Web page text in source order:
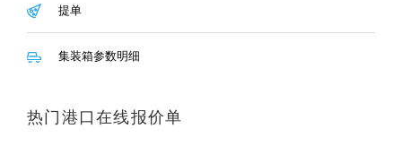
提单
集装箱参数明细
热门港口在线报价单